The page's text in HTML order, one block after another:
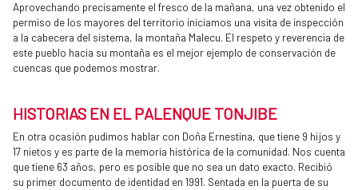
​Aprovechando precisamente el fresco de la mañana, una vez obtenido el
permiso de los mayores del territorio iniciamos una visita de inspección
a la cabecera del sistema, la montaña Malecu. El respeto y reverencia de
este pueblo hacia su montaña es el mejor ejemplo de conservación de
cuencas que podemos mostrar.
HISTORIAS EN EL PALENQUE TONJIBE
En otra ocasión pudimos hablar con Doña Ernestina, que tiene 9 hijos y
17 nietos y es parte de la memoria histórica de la comunidad. Nos cuenta
que tiene 63 años, pero es posible que no sea un dato exacto. Recibió
su primer documento de identidad en 1991. Sentada en la puerta de su